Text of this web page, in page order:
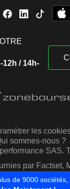
12h / 14h-
les
sommes-nous ?
SAS.
par Factset,
Capital IQ
de 9000